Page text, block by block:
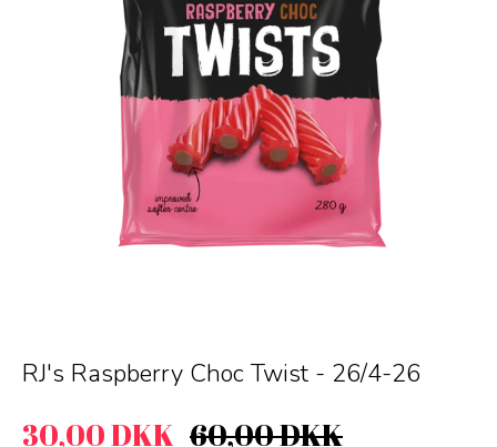
RJ's Raspberry Choc Twist - 26/4-26
30,00 DKK 60,00 DKK